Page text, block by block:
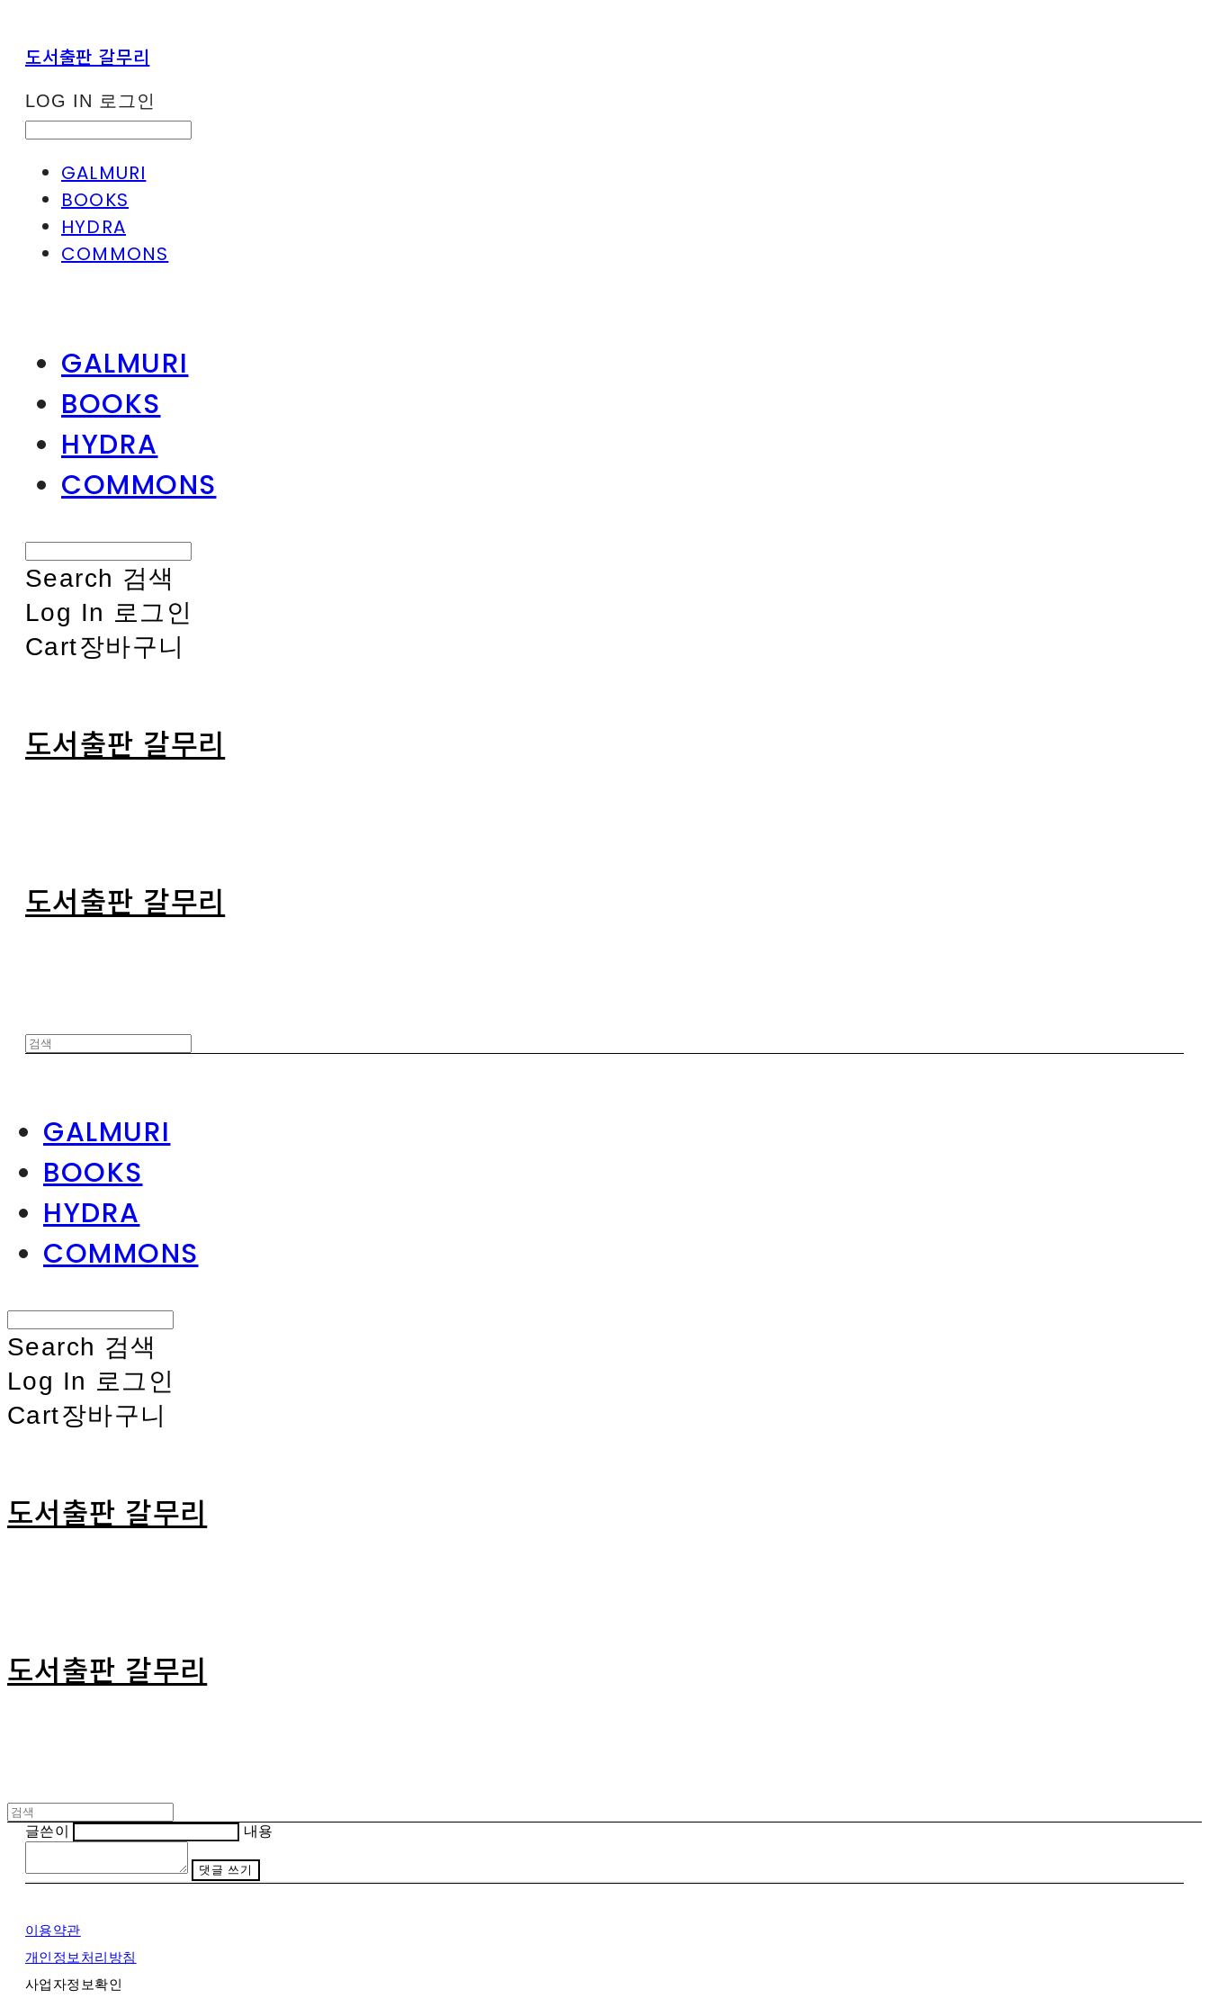
도서출판 갈무리
LOG IN 로그인
GALMURI
BOOKS
HYDRA
COMMONS
GALMURI
BOOKS
HYDRA
COMMONS
Search 검색
Log In 로그인
Cart장바구니
도서출판 갈무리
도서출판 갈무리
GALMURI
BOOKS
HYDRA
COMMONS
Search 검색
Log In 로그인
Cart장바구니
도서출판 갈무리
도서출판 갈무리
글쓴이 내용
댓글 쓰기
이용약관
개인정보처리방침
사업자정보확인